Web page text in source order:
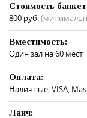
Стоимость
800 руб.
Вместимость:
Один зал на 60 мест
Оплата:
Наличные, VISA,
Ланч: